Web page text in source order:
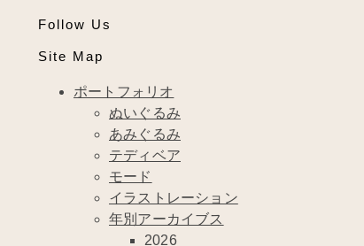
Follow Us
Site Map
ポートフォリオ
ぬいぐるみ
あみぐるみ
テディベア
モード
イラストレーション
年別アーカイブス
2026